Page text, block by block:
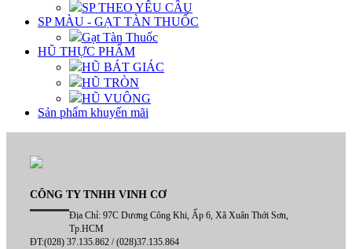
SP THEO YÊU CẦU
SP MÀU - GẠT TÀN THUỐC
Gạt Tàn Thuốc
HŨ THỰC PHẨM
HŨ BÁT GIÁC
HŨ TRÒN
HŨ VUÔNG
Sản phẩm khuyến mãi
CÔNG TY TNHH VINH CƠ
Địa Chỉ: 97C Dương Công Khi, Ấp 6, Xã Xuân Thới Sơn,
Tp.HCM
ĐT:(028) 37.135.862 / (028)37.135.864